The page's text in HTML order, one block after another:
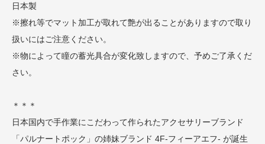
日本製
※擦れ等でマット加工が取れて艶が出ることがありますので取り
扱いにはご注意ください。
※物によって瞳の蓄光具合が変化致しますので、予めご了承くだ
さい。
＊＊＊
日本国内で手作業にこだわって作られたアクセサリーブランド
「パルナートポック」の姉妹ブランド 4F-フィーアエフ- が誕生